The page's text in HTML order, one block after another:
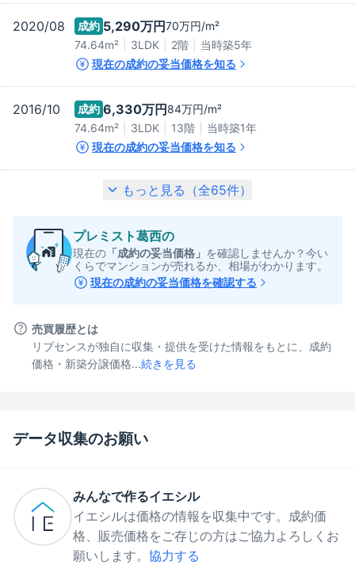
2020/08 成約 5,290万円70万円/m²
74.64m²
3LDK 2階 当時築5年
現在の成約の妥当価格を知る
2016/10 成約 6,330万円84万円/m²
74.64m²
3LDK 13階 当時築1年
現在の成約の妥当価格を知る
もっと見る（全65件）
プレミスト葛西の
現在の 「成約の妥当価格」 を確認しませんか？今い
くらでマンションが売れるか、相場がわかります。
現在の成約の妥当価格を確認する
売買履歴とは
リブセンスが独自に収集・提供を受けた情報をもとに、成約
価格・新築分譲価格...続きを見る
データ収集のお願い
みんなで作るイエシル
イエシルは価格の情報を収集中です。成約価
格、販売価格をご存じの方はご協力よろしくお
願いします。 協力する